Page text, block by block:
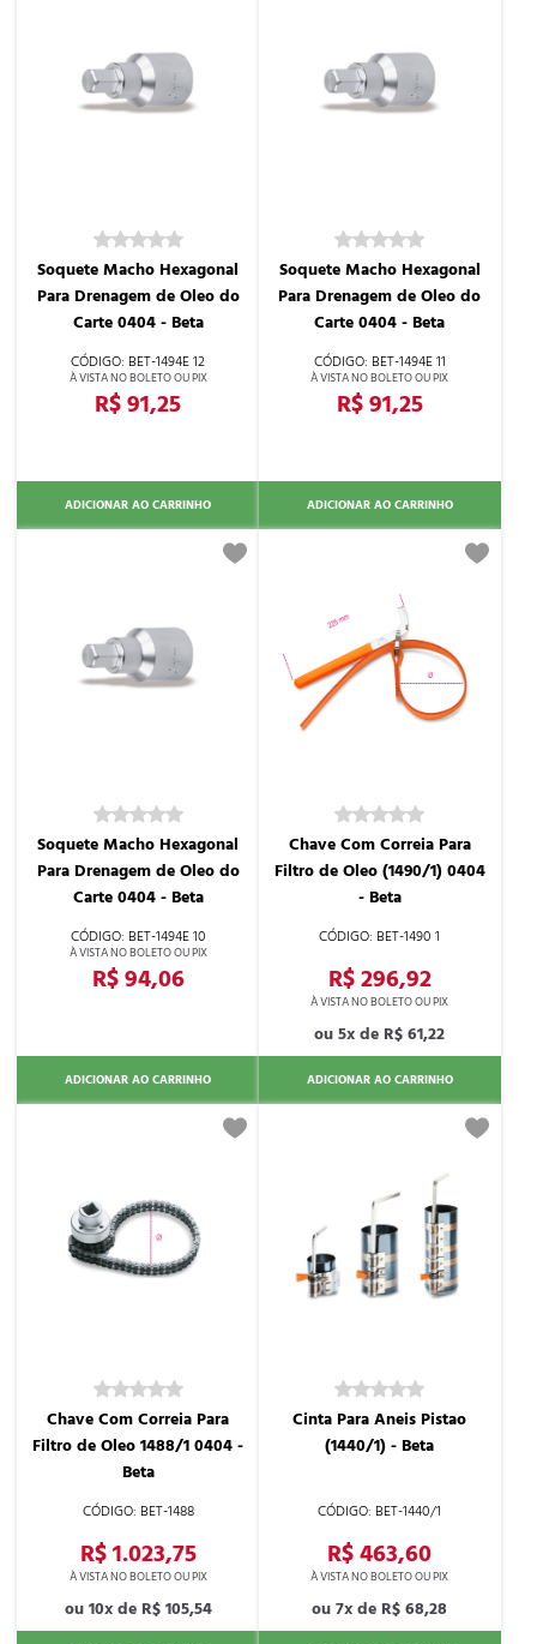
BET-1494E 12
Soquete Macho Hexagonal
Para Drenagem de Oleo do
Carte 0404 - Beta
R$ 91,25
ADICIONAR AO CARRINHO
BET-1494E 11
Soquete Macho Hexagonal
Para Drenagem de Oleo do
Carte 0404 - Beta
R$ 91,25
ADICIONAR AO CARRINHO
BET-1494E 10
Soquete Macho Hexagonal
Para Drenagem de Oleo do
Carte 0404 - Beta
R$ 94,06
ADICIONAR AO CARRINHO
BET-1490 1
Chave Com Correia Para
Filtro de Oleo (1490/1) 0404
- Beta
R$ 296,92
5x de R$ 61,22
ADICIONAR AO CARRINHO
BET-1488
Chave Com Correia Para
Filtro de Oleo 1488/1 0404 -
Beta
R$ 1.023,75
10x de R$ 105,54
BET-1440/1
Cinta Para Aneis Pistao
(1440/1) - Beta
R$ 463,60
7x de R$ 68,28